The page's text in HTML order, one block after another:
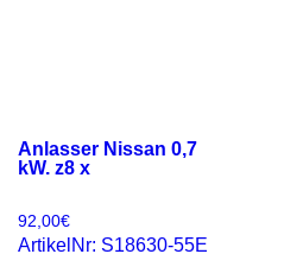
Anlasser Nissan 0,7
kW. z8 x
92,00€
ArtikelNr: S18630-55E